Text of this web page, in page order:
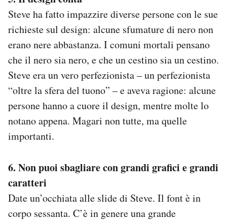
Steve ha fatto impazzire diverse persone con le sue
richieste sul design: alcune sfumature di nero non
erano nere abbastanza. I comuni mortali pensano
che il nero sia nero, e che un cestino sia un cestino.
Steve era un vero perfezionista – un perfezionista
“oltre la sfera del tuono” – e aveva ragione: alcune
persone hanno a cuore il design, mentre molte lo
notano appena. Magari non tutte, ma quelle
importanti.
6. Non puoi sbagliare con grandi grafici e grandi
caratteri
Date un’occhiata alle slide di Steve. Il font è in
corpo sessanta. C’è in genere una grande